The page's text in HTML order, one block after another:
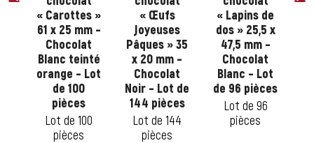
« Carottes »
61 x 25 mm –
Chocolat
Blanc teinté
orange – Lot
de 100
pièces
Lot de 100
pièces
« Œufs
Joyeuses
Pâques » 35
x 20 mm –
Chocolat
Noir – Lot de
144 pièces
Lot de 144
pièces
« Lapins de
dos » 25,5 x
47,5 mm –
Chocolat
Blanc – Lot
de 96 pièces
Lot de 96
pièces